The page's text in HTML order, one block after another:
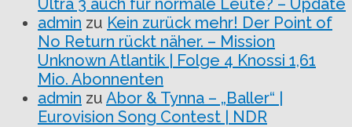
Ultra 3 auch für normale Leute? – Update
admin zu Kein zurück mehr! Der Point of
No Return rückt näher. – Mission
Unknown Atlantik | Folge 4 Knossi 1,61
Mio. Abonnenten
admin zu Abor & Tynna – „Baller“ |
Eurovision Song Contest | NDR